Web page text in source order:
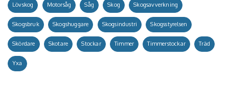
Lövskog Motorsåg Såg Skog Skogsavverkning
Skogsbruk Skogshuggare Skogsindustri Skogsstyrelsen
Skördare Skotare Stockar Timmer Timmerstockar Träd
Yxa